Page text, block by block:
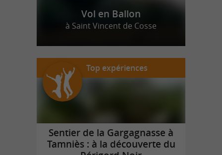
Vol en Ballon
à Saint Vincent de Cosse
Top expériences
Sentier de la Gargagnasse à
Tamniès : à la découverte du